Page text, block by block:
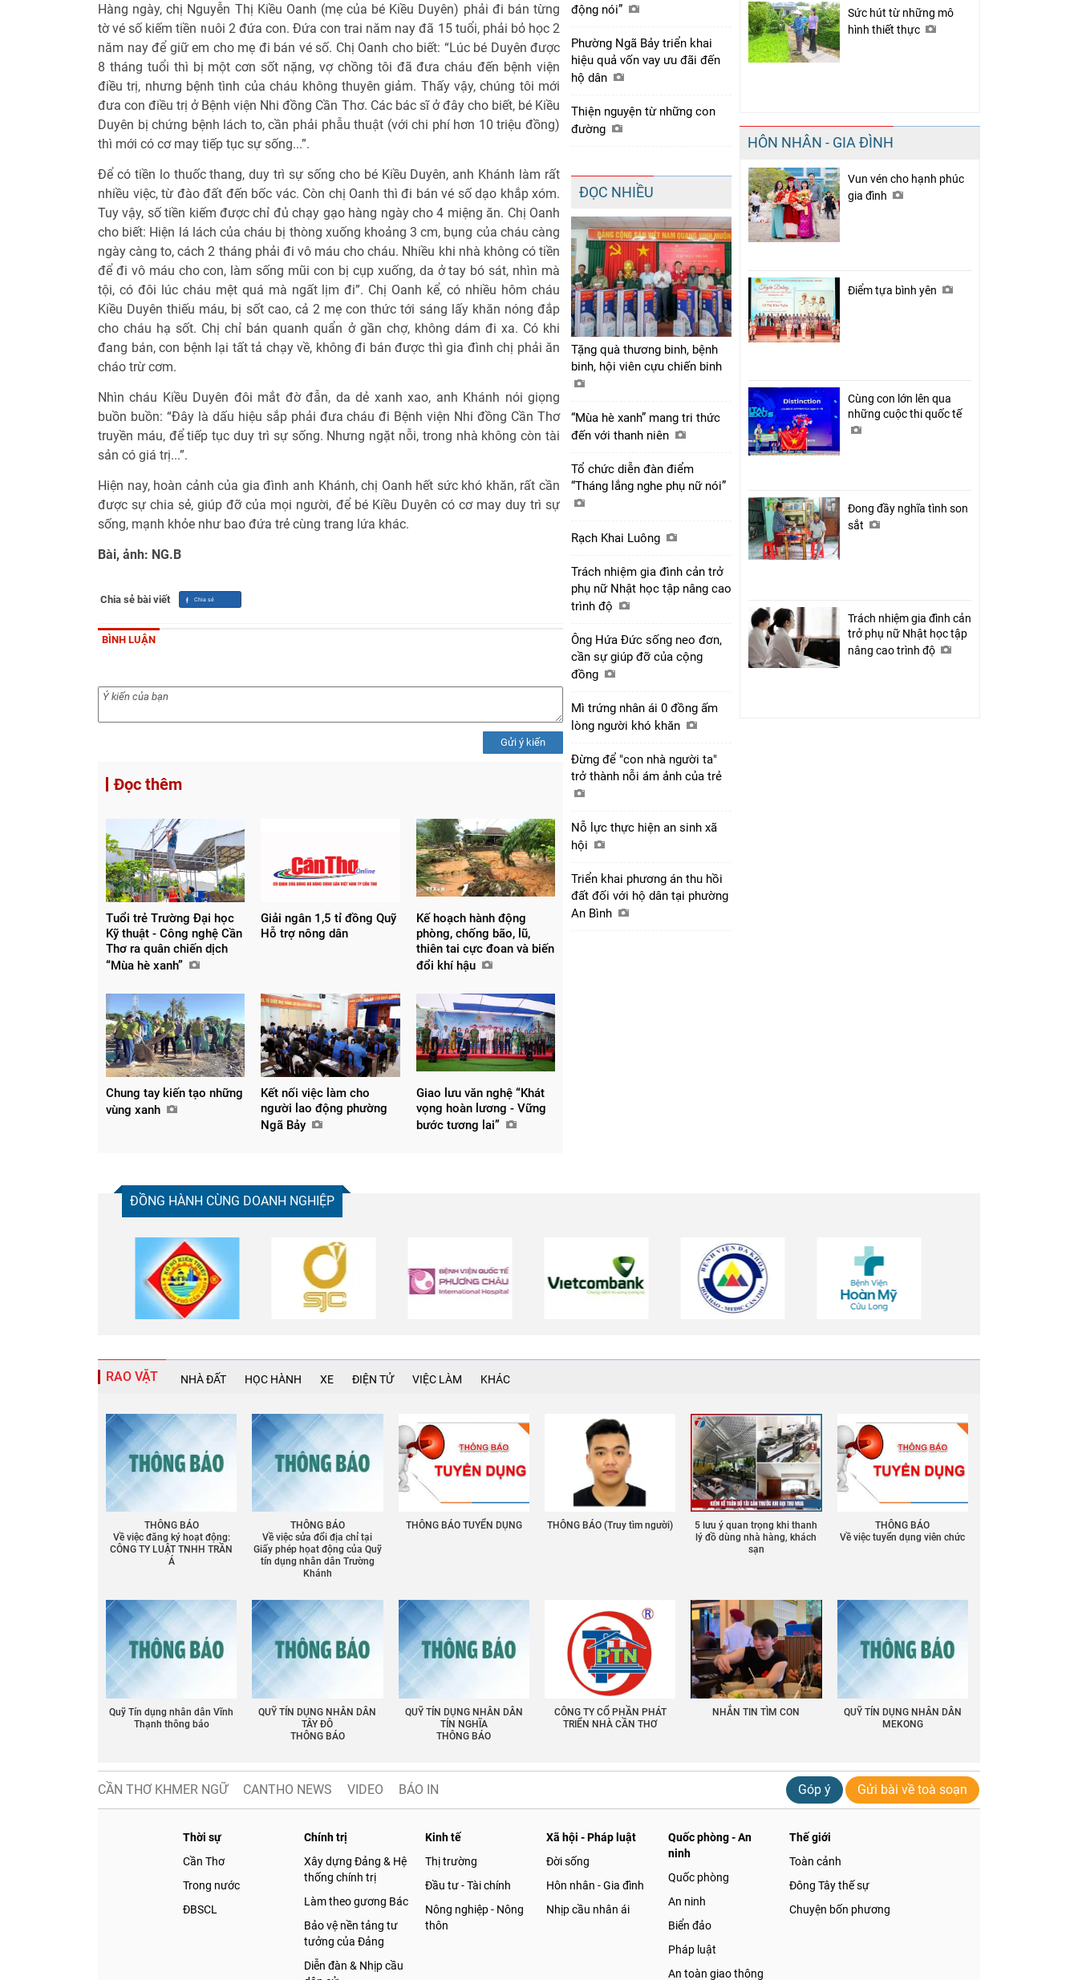
Hàng ngày, chị Nguyễn Thị Kiều Oanh (mẹ của bé Kiều Duyên) phải đi bán từng
tờ vé số kiếm tiền nuôi 2 đứa con. Đứa con trai năm nay đã 15 tuổi, phải bỏ học 2
năm nay để giữ em cho mẹ đi bán vé số. Chị Oanh cho biết: “Lúc bé Duyên được
8 tháng tuổi thì bị một cơn sốt nặng, vợ chồng tôi đã đưa cháu đến bệnh viện
điều trị, nhưng bệnh tình của cháu không thuyên giảm. Thấy vậy, chúng tôi mới
đưa con điều trị ở Bệnh viện Nhi đồng Cần Thơ. Các bác sĩ ở đây cho biết, bé Kiều
Duyên bị chứng bệnh lách to, cần phải phẫu thuật (với chi phí hơn 10 triệu đồng)
thì mới có cơ may tiếp tục sự sống...”.
Để có tiền lo thuốc thang, duy trì sự sống cho bé Kiều Duyên, anh Khánh làm rất
nhiều việc, từ đào đất đến bốc vác. Còn chị Oanh thì đi bán vé số dạo khắp xóm.
Tuy vậy, số tiền kiếm được chỉ đủ chạy gạo hàng ngày cho 4 miệng ăn. Chị Oanh
cho biết: Hiện lá lách của cháu bị thòng xuống khoảng 3 cm, bụng của cháu càng
ngày càng to, cách 2 tháng phải đi vô máu cho cháu. Nhiều khi nhà không có tiền
để đi vô máu cho con, làm sống mũi con bị cụp xuống, da ở tay bó sát, nhìn mà
tội, có đôi lúc cháu mệt quá mà ngất lịm đi”. Chị Oanh kể, có nhiều hôm cháu
Kiều Duyên thiếu máu, bị sốt cao, cả 2 mẹ con thức tới sáng lấy khăn nóng đắp
cho cháu hạ sốt. Chị chỉ bán quanh quẩn ở gần chợ, không dám đi xa. Có khi
đang bán, con bệnh lại tất tả chạy về, không đi bán được thì gia đình chị phải ăn
cháo trừ cơm.
Nhìn cháu Kiều Duyên đôi mắt đờ đẫn, da dẻ xanh xao, anh Khánh nói giọng
buồn buồn: “Đây là dấu hiệu sắp phải đưa cháu đi Bệnh viện Nhi đồng Cần Thơ
truyền máu, để tiếp tục duy trì sự sống. Nhưng ngặt nỗi, trong nhà không còn tài
sản có giá trị...”.
Hiện nay, hoàn cảnh của gia đình anh Khánh, chị Oanh hết sức khó khăn, rất cần
được sự chia sẻ, giúp đỡ của mọi người, để bé Kiều Duyên có cơ may duy trì sự
sống, mạnh khỏe như bao đứa trẻ cùng trang lứa khác.
Bài, ảnh: NG.B
Chia sẻ bài viết
BÌNH LUẬN
Gửi ý kiến
Đọc thêm
Tuổi trẻ Trường Đại học
Kỹ thuật - Công nghệ Cần
Thơ ra quân chiến dịch
“Mùa hè xanh”
Giải ngân 1,5 tỉ đồng Quỹ
Hỗ trợ nông dân
Kế hoạch hành động
phòng, chống bão, lũ,
thiên tai cực đoan và biến
đổi khí hậu
Chung tay kiến tạo những
vùng xanh
Kết nối việc làm cho
người lao động phường
Ngã Bảy
Giao lưu văn nghệ “Khát
vọng hoàn lương - Vững
bước tương lai”
động nói”
Phường Ngã Bảy triển khai
hiệu quả vốn vay ưu đãi đến
hộ dân
Thiện nguyện từ những con
đường
ĐỌC NHIỀU
Tặng quà thương binh, bệnh
binh, hội viên cựu chiến binh
“Mùa hè xanh” mang tri thức
đến với thanh niên
Tổ chức diễn đàn điểm
“Tháng lắng nghe phụ nữ nói”
Rạch Khai Luông
Trách nhiệm gia đình cản trở
phụ nữ Nhật học tập nâng cao
trình độ
Ông Hứa Đức sống neo đơn,
cần sự giúp đỡ của cộng
đồng
Mì trứng nhân ái 0 đồng ấm
lòng người khó khăn
Đừng để "con nhà người ta"
trở thành nỗi ám ảnh của trẻ
Nỗ lực thực hiện an sinh xã
hội
Triển khai phương án thu hồi
đất đối với hộ dân tại phường
An Bình
Sức hút từ những mô
hình thiết thực
HÔN NHÂN - GIA ĐÌNH
Vun vén cho hạnh phúc
gia đình
Điểm tựa bình yên
Cùng con lớn lên qua
những cuộc thi quốc tế
Đong đầy nghĩa tình son
sắt
Trách nhiệm gia đình cản
trở phụ nữ Nhật học tập
nâng cao trình độ
ĐỒNG HÀNH CÙNG DOANH NGHIỆP
RAO VẶT NHÀ ĐẤT HỌC HÀNH XE ĐIỆN TỬ VIỆC LÀM KHÁC
THÔNG BÁO
Về việc đăng ký hoạt động:
CÔNG TY LUẬT TNHH TRẦN
Á
THÔNG BÁO
Về việc sửa đổi địa chỉ tại
Giấy phép họat động của Quỹ
tín dụng nhân dân Trường
Khánh
THÔNG BÁO TUYỂN DỤNG THÔNG BÁO (Truy tìm người)
5 lưu ý quan trọng khi thanh
lý đồ dùng nhà hàng, khách
sạn
THÔNG BÁO
Về việc tuyển dụng viên chức
Quỹ Tín dụng nhân dân Vĩnh
Thạnh thông báo
QUỸ TÍN DỤNG NHÂN DÂN
TÂY ĐÔ
THÔNG BÁO
QUỸ TÍN DỤNG NHÂN DÂN
TÍN NGHĨA
THÔNG BÁO
CÔNG TY CỔ PHẦN PHÁT
TRIỂN NHÀ CẦN THƠ
NHẮN TIN TÌM CON
QUỸ TÍN DỤNG NHÂN DÂN
MEKONG
CẦN THƠ KHMER NGỮ CANTHO NEWS VIDEO BÁO IN Góp ý Gửi bài về toà soạn
Thời sự
Cần Thơ
Trong nước
ĐBSCL
Chính trị
Xây dựng Đảng & Hệ
thống chính trị
Làm theo gương Bác
Bảo vệ nền tảng tư
tưởng của Đảng
Diễn đàn & Nhịp cầu
Kinh tế
Thị trường
Đầu tư - Tài chính
Nông nghiệp - Nông
thôn
Xã hội - Pháp luật
Đời sống
Hôn nhân - Gia đình
Nhịp cầu nhân ái
Quốc phòng - An
ninh
Quốc phòng
An ninh
Biển đảo
Pháp luật
An toàn giao thông
Thế giới
Toàn cảnh
Đông Tây thế sự
Chuyện bốn phương